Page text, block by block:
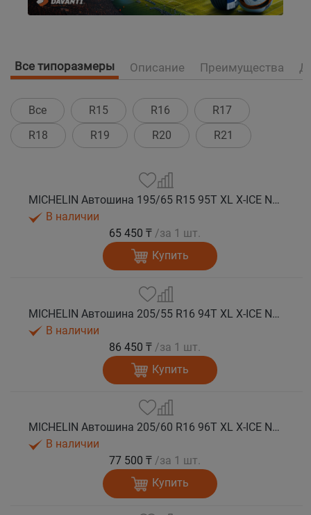
Все типоразмеры Описание Преимущества
Все R15 R16
R17
R18
R19 R20 R21
MICHELIN Автошина 195/65 R15 95T XL X-ICE NORTH 4 шип.
В наличии
65 450 ₸ /за 1 шт.
Купить
MICHELIN Автошина 205/55 R16 94T XL X-ICE NORTH 4 шип.
В наличии
86 450 ₸ /за 1 шт.
Купить
MICHELIN Автошина 205/60 R16 96T XL X-ICE NORTH 4 шип.
В наличии
77 500 ₸ /за 1 шт.
Купить